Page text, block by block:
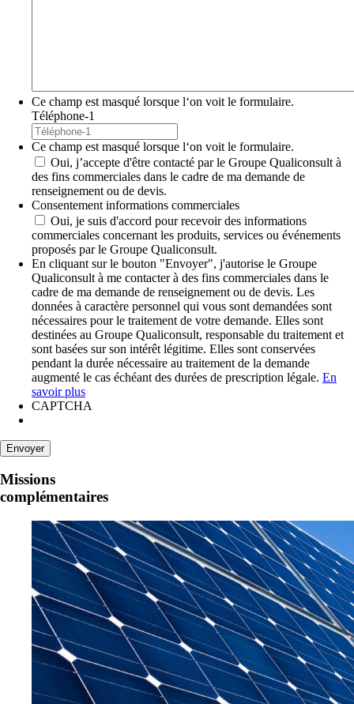
Ce champ est masqué lorsque l‘on voit le formulaire.
Téléphone-1
Ce champ est masqué lorsque l‘on voit le formulaire.
Oui, j’accepte d'être contacté par le Groupe Qualiconsult à
des fins commerciales dans le cadre de ma demande de
renseignement ou de devis.
Consentement informations commerciales
Oui, je suis d'accord pour recevoir des informations
commerciales concernant les produits, services ou événements
proposés par le Groupe Qualiconsult.
En cliquant sur le bouton "Envoyer", j'autorise le Groupe
Qualiconsult à me contacter à des fins commerciales dans le
cadre de ma demande de renseignement ou de devis. Les
données à caractère personnel qui vous sont demandées sont
nécessaires pour le traitement de votre demande. Elles sont
destinées au Groupe Qualiconsult, responsable du traitement et
sont basées sur son intérêt légitime. Elles sont conservées
pendant la durée nécessaire au traitement de la demande
augmenté le cas échéant des durées de prescription légale. En
savoir plus
CAPTCHA
Missions
complémentaires